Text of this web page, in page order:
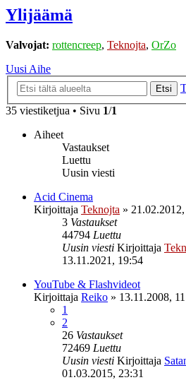
Ylijäämä
Valvojat: rottencreep, Teknojta, OrZo
Uusi Aihe
Etsi
35 viestiketjua • Sivu 1/1
Aiheet
Vastaukset
Luettu
Uusin viesti
Acid Cinema
Kirjoittaja Teknojta » 21.02.2012,
3 Vastaukset
44794 Luettu
Uusin viesti Kirjoittaja
13.11.2021, 19:54
YouTube & Flashvideot
Kirjoittaja Reiko » 13.11.2008,
1
2
26 Vastaukset
72469 Luettu
Uusin viesti Kirjoittaja
01.03.2015, 23:31